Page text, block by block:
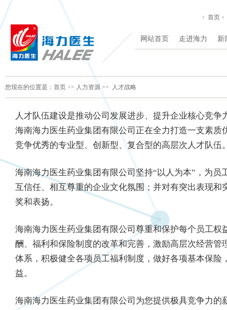
首页
网站首页 走进海力 新
您现在的位置是： 首页 >> 人力资源 >> 人才战略
人才队伍建设是推动公司发展进步、提升企业核心竞争
海南海力医生药业集团有限公司正在全力打造一支素质
竞争优秀的专业型、创新型、复合型的高层次人才队伍
海南海力医生药业集团有限公司坚持“以人为本”，为员
互信任、相互尊重的企业文化氛围；并对有突出表现和
奖和表扬。
海南海力医生药业集团有限公司尊重和保护每个员工权
酬、福利和保险制度的改革和完善，激励高层次经营管
体系，积极健全各项员工福利制度，做好各项基本保险
益。
海南海力医生药业集团有限公司为您提供极具竞争力的